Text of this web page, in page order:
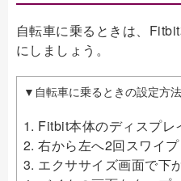
自転車に乗るときは、
にしましょう。
▼自転車に乗るときの設定方法
1. Fitbit本体のディスプレ
2. 右から左へ2回スワイプ
3. エクササイズ画面で下